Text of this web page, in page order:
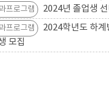
프로그램 2024년 졸업생
프로그램
2024학년도 하
모집